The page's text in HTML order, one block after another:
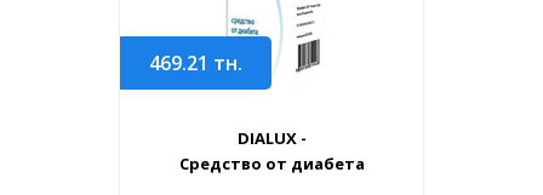
469.21 тн.
DIALUX -
Средство от диабета